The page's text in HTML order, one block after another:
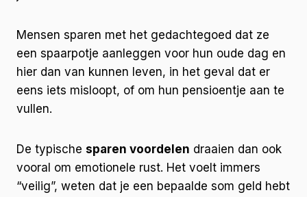
Mensen sparen met het gedachtegoed dat ze
een spaarpotje aanleggen voor hun oude dag en
hier dan van kunnen leven, in het geval dat er
eens iets misloopt, of om hun pensioentje aan te
vullen.
De typische sparen voordelen draaien dan ook
vooral om emotionele rust. Het voelt immers
“veilig”, weten dat je een bepaalde som geld hebt